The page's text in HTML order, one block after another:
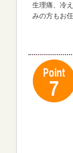
生理痛、冷
みの方もお